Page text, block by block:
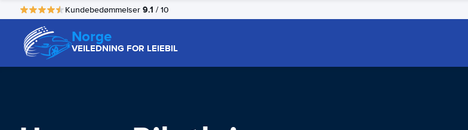
Kundebedømmelser 9.1 / 10
Norge
VEILEDNING FOR LEIEBIL